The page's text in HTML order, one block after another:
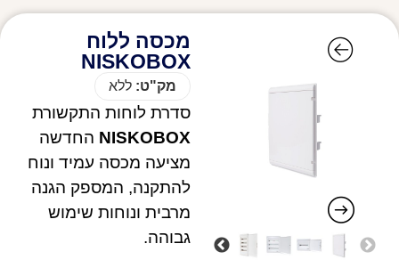
מכסה ללוח
NISKOBOX
מק"ט: ללא
סדרת לוחות התקשורת
NISKOBOX החדשה
מציעה מכסה עמיד ונוח
להתקנה, המספק הגנה
מרבית ונוחות שימוש
גבוהה.